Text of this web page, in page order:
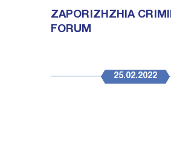
ZAPORIZHZHIA
FORUM
25.02.2022